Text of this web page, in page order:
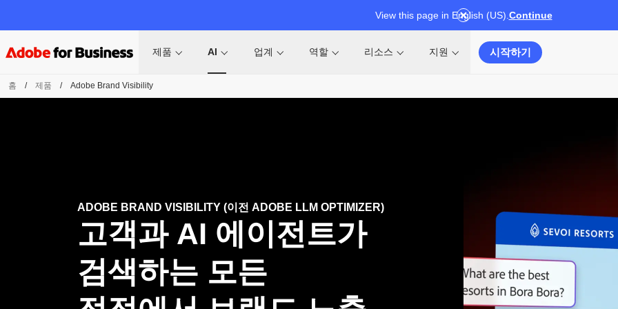
View this page in English (US). Continue
제품 AI 업계 역할 리소스 지원 시작하기
홈 / 제품 / Adobe Brand Visibility
ADOBE BRAND VISIBILITY (이전 ADOBE LLM OPTIMIZER)
고객과 AI 에이전트가
검색하는 모든